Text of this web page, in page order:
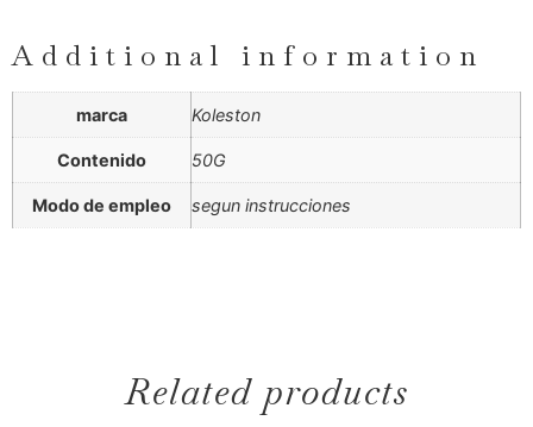
Additional information
marca Koleston
Contenido 50G
Modo de empleo segun instrucciones
Related products